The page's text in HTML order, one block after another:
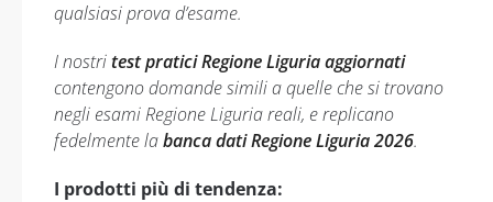
qualsiasi prova d’esame.
I nostri test pratici Regione Liguria aggiornati
contengono domande simili a quelle che si trovano
negli esami Regione Liguria reali, e replicano
fedelmente labanca dati Regione Liguria 2026.
I prodotti più di tendenza: